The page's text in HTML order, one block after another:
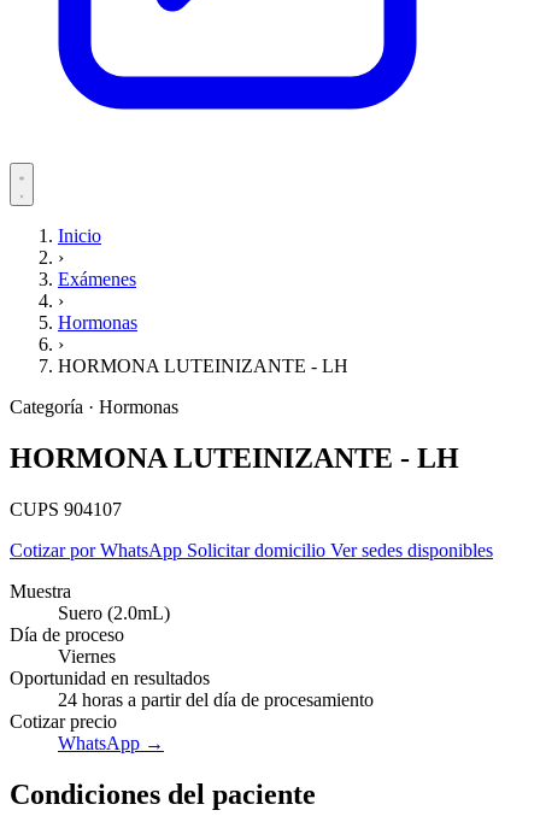
Servicios
Empresas
Inicio
›
Exámenes
›
Hormonas
›
HORMONA LUTEINIZANTE - LH
Categoría · Hormonas
HORMONA LUTEINIZANTE - LH
CUPS 904107
Cotizar por WhatsApp Solicitar domicilio Ver sedes disponibles
Muestra
Suero (2.0mL)
Día de proceso
Viernes
Oportunidad en resultados
24 horas a partir del día de procesamiento
Cotizar precio
WhatsApp →
Condiciones del paciente